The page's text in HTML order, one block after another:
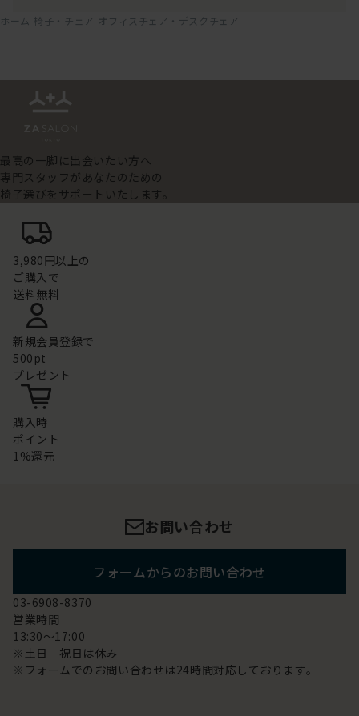
ホーム 椅子・チェア オフィスチェア・デスクチェア
最高の一脚に出会いたい方へ
専門スタッフがあなたのための
椅子選びをサポートいたします。
3,980円以上の
ご購入で
送料無料
新規会員登録で
500pt
プレゼント
購入時
ポイント
1%還元
お問い合わせ
フォームからのお問い合わせ
03-6908-8370
営業時間
13:30～17:00
※土日 祝日は休み
※フォームでのお問い合わせは24時間対応しております。